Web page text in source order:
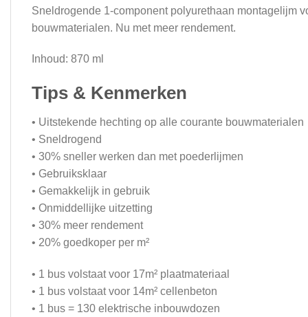
Sneldrogende 1-component polyurethaan montagelijm
bouwmaterialen. Nu met meer rendement.
Inhoud: 870 ml
Tips & Kenmerken
• Uitstekende hechting op alle courante bouwmaterialen
• Sneldrogend
• 30% sneller werken dan met poederlijmen
• Gebruiksklaar
• Gemakkelijk in gebruik
• Onmiddellijke uitzetting
• 30% meer rendement
• 20% goedkoper per m²
• 1 bus volstaat voor 17m² plaatmateriaal
• 1 bus volstaat voor 14m² cellenbeton
• 1 bus = 130 elektrische inbouwdozen